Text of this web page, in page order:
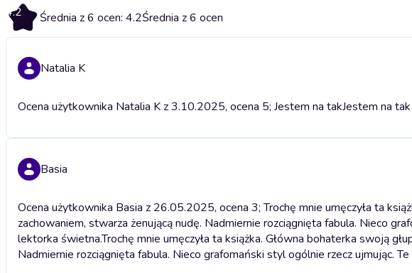
4.2 Średnia z 6 ocen: 4.2Średnia z 6 ocen
Natalia K
Ocena użytkownika Natalia K z 3.10.2025, ocena 5; Jestem na takJestem na tak
Basia
Ocena użytkownika Basia z 26.05.2025, ocena 3; Trochę mnie umęczyła ta
zachowaniem, stwarza żenującą nudę. Nadmiernie rozciągnięta fabula. Nieco
lektorka świetna.Trochę mnie umęczyła ta książka. Główna bohaterka swoją
Nadmiernie rozciągnięta fabula. Nieco grafomański styl ogólnie rzecz ujmując.